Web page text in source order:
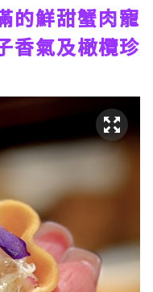
的鮮甜蟹肉寵
香氣及橄欖珍